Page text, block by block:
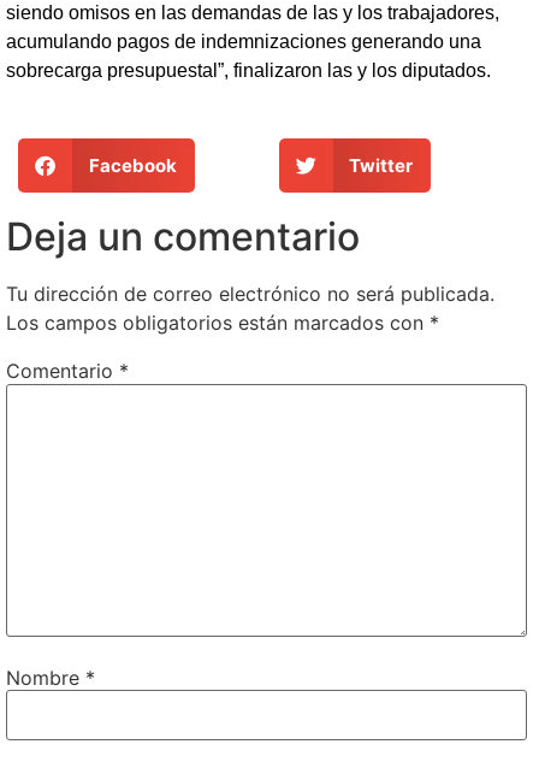
siendo omisos en las demandas de las y los trabajadores,
acumulando pagos de indemnizaciones generando una
sobrecarga presupuestal”, finalizaron las y los diputados.
Facebook Twitter
Deja un comentario
Tu dirección de correo electrónico no será publicada.
Los campos obligatorios están marcados con *
Comentario *
Nombre *